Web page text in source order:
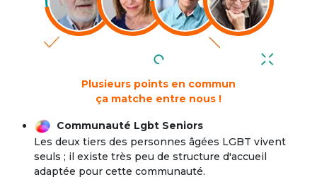
Plusieurs points en commun
ça matche entre nous !
Communauté Lgbt Seniors
Les deux tiers des personnes âgées LGBT vivent
seuls ; il existe très peu de structure d'accueil
adaptée pour cette communauté.